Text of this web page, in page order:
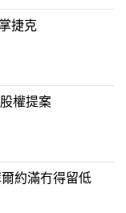
捷克
權提案
約滿冇得留低